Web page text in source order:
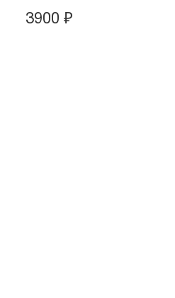
3900 ₽